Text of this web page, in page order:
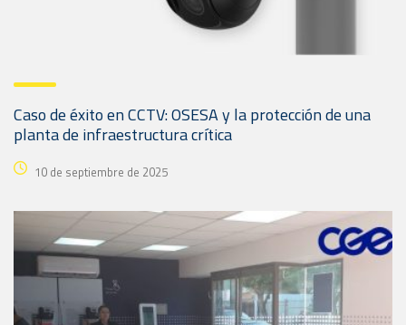
Caso de éxito en CCTV: OSESA y la protección de una
planta de infraestructura crítica
10 de septiembre de 2025